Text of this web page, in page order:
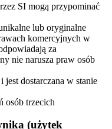
SI mogą przypominać
lub oryginalne
komercyjnych w
za
nie narusza praw osób
dostarczana w stanie
osób trzecich
(użytek